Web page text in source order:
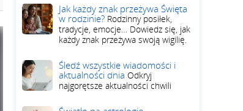
Jak każdy znak przeżywa Święta
w rodzinie? Rodzinny posiłek,
tradycje, emocje… Dowiedz się, jak
każdy znak przeżywa swoją wigilię.
Śledź wszystkie wiadomości i
aktualności dnia Odkryj
najgorętsze aktualności chwili